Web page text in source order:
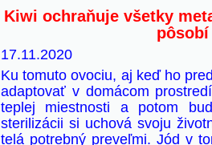
Kiwi ochraňuje všetky
17.11.2020
Ku tomuto ovociu, aj keď ho
adaptovať v domácom
teplej miestnosti a potom
sterilizácii si uchová svoju
telá potrebný preveľmi. Jód v